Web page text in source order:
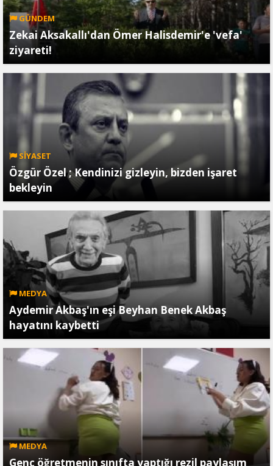
GÜNDEM
Zekai Aksakallı'dan Ömer Halisdemir'e 'vefa'
ziyareti!
SİYASET
Özgür Özel ; Kendinizi gizleyin, bizden işaret
bekleyin
MEDYA
Aydemir Akbaş'ın eşi Beyhan Benek Akbaş
hayatını kaybetti
MEDYA
Genç öğretmenin sınıfta yaptığı rezil paylaşım